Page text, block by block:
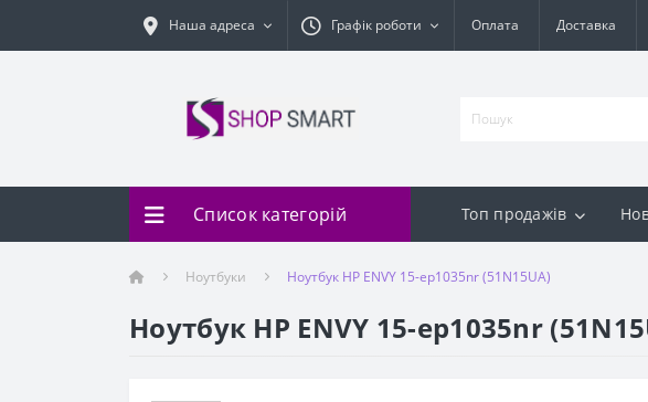
Наша адреса Графік роботи Оплата Доставка
Список категорій Топ продажів
Ноутбуки Ноутбук HP ENVY 15-ep1035nr (51N15UA)
Ноутбук HP ENVY 15-ep1035nr